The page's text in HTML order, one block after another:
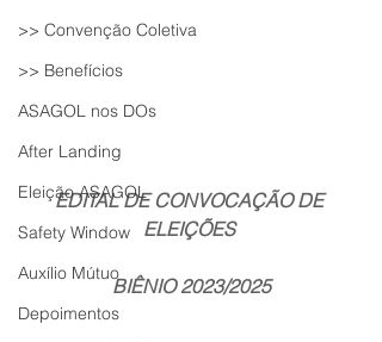
>> Convenção Coletiva
>> Benefícios
ASAGOL nos DOs
After Landing
Eleição ASAGOL
Safety Window
Auxílio Mútuo
Depoimentos
EDITAL DE CONVOCAÇÃO DE
ELEIÇÕES
BIÊNIO 2023/2025